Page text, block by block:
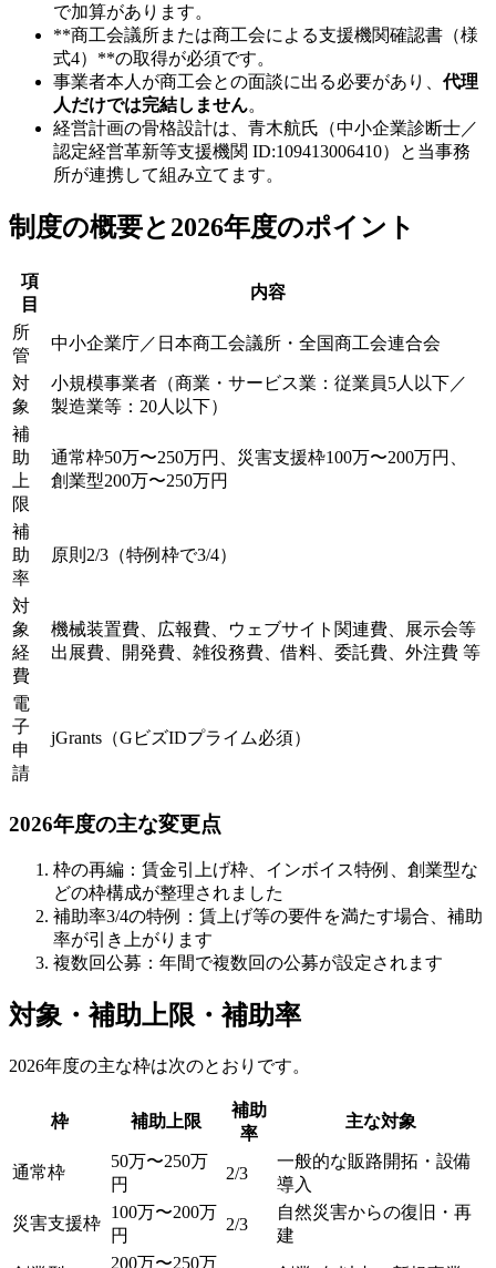
で加算があります。
**商工会議所または商工会による支援機関確認書（様
式4）**の取得が必須です。
事業者本人が商工会との面談に出る必要があり、代理
人だけでは完結しません。
経営計画の骨格設計は、青木航氏（中小企業診断士／
認定経営革新等支援機関 ID:109413006410）と当事務
所が連携して組み立てます。
制度の概要と2026年度のポイント
項
目
内容
所
管
中小企業庁／日本商工会議所・全国商工会連合会
対
象
小規模事業者（商業・サービス業：従業員5人以下／
製造業等：20人以下）
補
助
上
限
通常枠50万〜250万円、災害支援枠100万〜200万円、
創業型200万〜250万円
補
助
率
原則2/3（特例枠で3/4）
対
象
経
費
機械装置費、広報費、ウェブサイト関連費、展示会等
出展費、開発費、雑役務費、借料、委託費、外注費 等
電
子
申
請
jGrants（GビズIDプライム必須）
2026年度の主な変更点
枠の再編：賃金引上げ枠、インボイス特例、創業型な
どの枠構成が整理されました
補助率3/4の特例：賃上げ等の要件を満たす場合、補助
率が引き上がります
複数回公募：年間で複数回の公募が設定されます
対象・補助上限・補助率
2026年度の主な枠は次のとおりです。
枠 補助上限
補助
率
主な対象
通常枠
50万〜250万
円
2/3
一般的な販路開拓・設備
導入
災害支援枠
100万〜200万
円
2/3
自然災害からの復旧・再
建
200万〜250万